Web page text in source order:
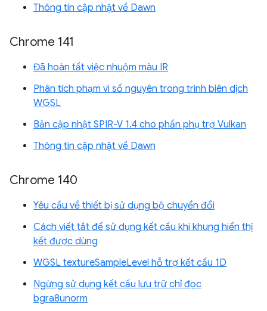
Thông tin cập nhật về Dawn
Chrome 141
Đã hoàn tất việc nhuộm màu IR
Phân tích phạm vi số nguyên trong trình biên dịch
WGSL
Bản cập nhật SPIR-V 1.4 cho phần phụ trợ Vulkan
Thông tin cập nhật về Dawn
Chrome 140
Yêu cầu về thiết bị sử dụng bộ chuyển đổi
Cách viết tắt để sử dụng kết cấu khi khung hiển thị
kết được dùng
WGSL textureSampleLevel hỗ trợ kết cấu 1D
Ngừng sử dụng kết cấu lưu trữ chỉ đọc
bgra8unorm